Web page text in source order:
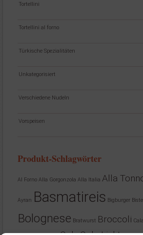
Tortellini
Tortellini al forno
Türkische Spezialitäten
Unkategorisiert
Verschiedene Nudeln
Vorspeisen
Produkt-Schlagwörter
Al Forno Alla Gorgonzola Alla Italia Alla
Ayran Basmatireis Bigburger
Bolognese Bratwurst Broccoli